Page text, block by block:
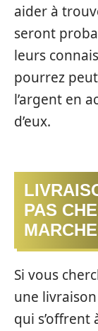
aider à
seront
leurs
pourrez
l’argent en
d’eux.
PAS
Si vous
une
qui s’offrent